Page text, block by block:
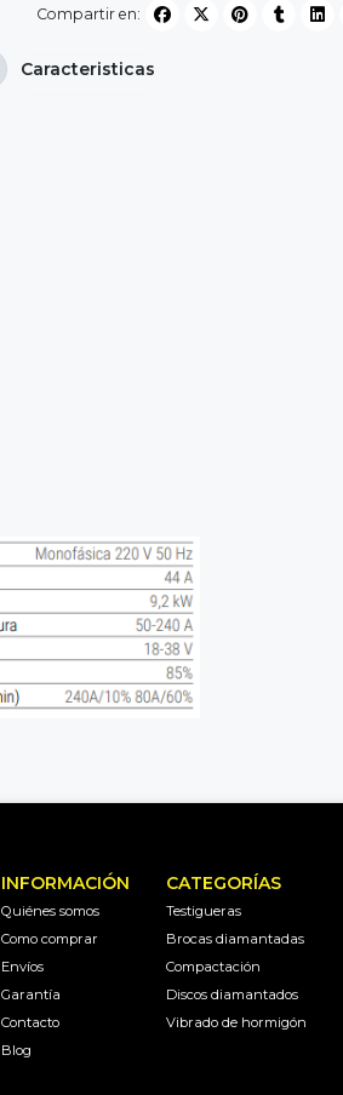
Compartir en:
Caracteristicas
INFORMACIÓN
Quiénes somos
Como comprar
Envíos
Garantía
Contacto
Blog
CATEGORÍAS
Testigueras
Brocas diamantadas
Compactación
Discos diamantados
Vibrado de hormigón